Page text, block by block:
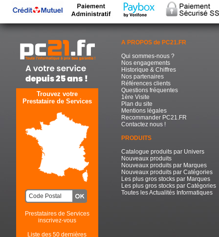
Trouvez votre
Prestataire de Services
Prestataires de Services
inscrivez-vous
Liste des 50 dernières
A PROPOS de PC21.FR
Qui sommes-nous ?
Nos engagements
Historique & Chiffres
Nos partenaires
Références clients
Questions fréquentes
1ère Visite
Plan du site
Mentions légales
Recommander PC21.FR
Contactez nous !
PRODUITS
Catalogue produits par Univers
Nouveaux produits
Nouveaux produits par Marques
Nouveaux produits par Catégories
Les plus gros stocks par Marques
Les plus gros stocks par Catégories
Toutes les Actualités Informatiques